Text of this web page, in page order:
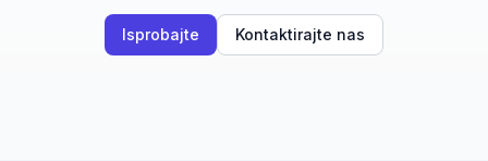
Isprobajte Kontaktirajte nas